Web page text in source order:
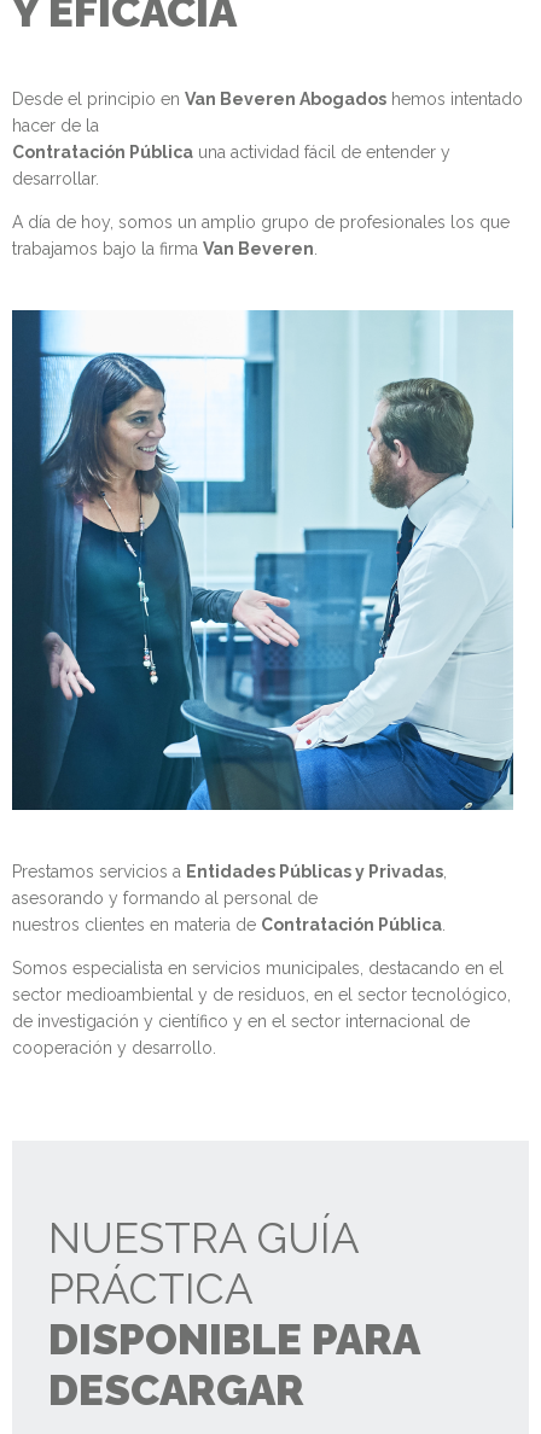
Y EFICACIA
Desde el principio en Van Beveren Abogados hemos intentado
hacer de la
Contratación Pública una actividad fácil de entender y
desarrollar.
A día de hoy, somos un amplio grupo de profesionales los que
trabajamos bajo la firma Van Beveren
Prestamos servicios a Entidades Públicas y Privadas
asesorando y formando al personal de
nuestros clientes en materia de Contratación Pública
Somos especialista en servicios municipales, destacando en el
sector medioambiental y de residuos, en el sector tecnológico,
de investigación y científico y en el sector internacional de
cooperación y desarrollo.
NUESTRA GUÍA
PRÁCTICA
DISPONIBLE PARA
DESCARGAR